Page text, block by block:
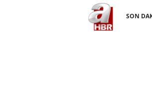
SON